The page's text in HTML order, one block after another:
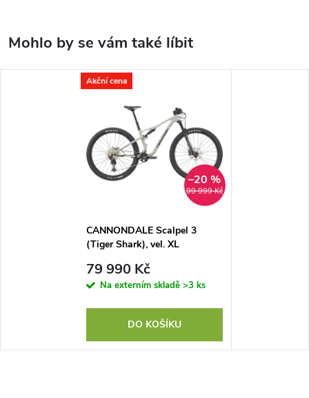
Akční cena
99 999 Kč
–20 %
CANNONDALE Scalpel 3
(Tiger Shark), vel. XL
79 990 Kč
Na externím skladě >3 ks
DO KOŠÍKU